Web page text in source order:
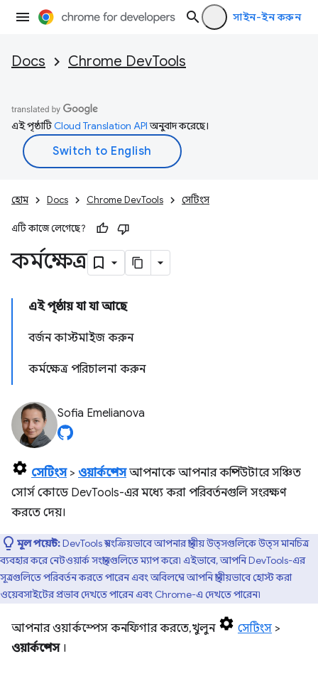
সাইন-ইন করুন
Docs Chrome DevTools
এই পৃষ্ঠাটিCloud Translation APIঅনুবাদ করেছে।
হোম Docs Chrome DevTools সেটিংস
এটি কাজে লেগেছে?
কর্মক্ষেত্র
এই পৃষ্ঠায় যা যা আছে
বর্জন কাস্টমাইজ করুন
কর্মক্ষেত্র পরিচালনা করুন
Sofia Emelianova
সেটিংস> ওয়ার্কস্পেসআপনাকে আপনার কম্পিউটারে সঞ্চিত
সোর্স কোডে DevTools-এর মধ্যে করা পরিবর্তনগুলি সংরক্ষণ
করতে দেয়।
মূল পয়েন্ট:DevTools স্বয়ংক্রিয়ভাবে আপনার স্থানীয় উত্সগুলিকে উত্স মানচিত্র
ব্যবহার করে নেটওয়ার্ক সংস্থানগুলিতে ম্যাপ করে৷ এইভাবে, আপনি DevTools-এর
সূত্রগুলিতে পরিবর্তন করতে পারেন এবং অবিলম্বে আপনি স্থানীয়ভাবে হোস্ট করা
ওয়েবসাইটের প্রভাব দেখতে পারেন এবং Chrome-এ দেখতে পারেন৷
আপনার ওয়ার্কস্পেস কনফিগার করতে, খুলুন সেটিংস >
ওয়ার্কস্পেস।